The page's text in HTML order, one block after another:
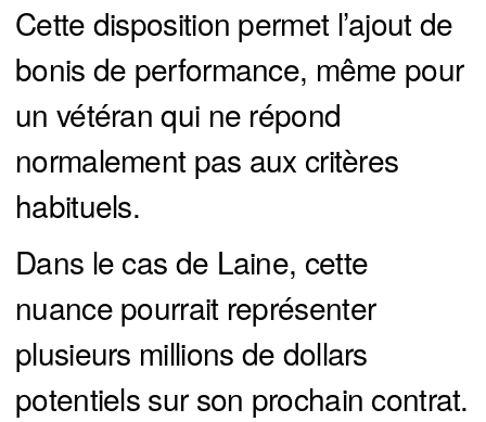
Cette disposition permet l’ajout de
bonis de performance, même pour
un vétéran qui ne répond
normalement pas aux critères
habituels.
Dans le cas de Laine, cette
nuance pourrait représenter
plusieurs millions de dollars
potentiels sur son prochain contrat.